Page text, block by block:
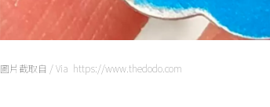
圖片截取自 / Via https://www.thedodo.com